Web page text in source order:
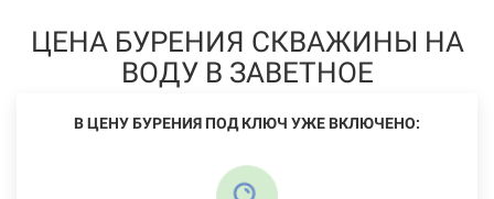
ЦЕНА БУРЕНИЯ СКВАЖИНЫ НА
ВОДУ В ЗАВЕТНОЕ
В ЦЕНУ БУРЕНИЯ ПОД КЛЮЧ УЖЕ ВКЛЮЧЕНО: